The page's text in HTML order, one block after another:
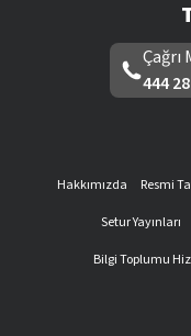
Çağrı
444
Hakkımızda Resmi
Setur Yayınları
Bilgi Toplumu